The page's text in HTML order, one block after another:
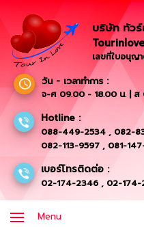
บริษัท ทัวร์
เลขที่ใบอนุญ
วัน - เวลาทำการ :
จ-ศ 09.00 - 18.00 น. | ส
Hotline :
088-449-2534 , 082-
082-113-9597 , 081-
เบอร์โทรติดต่อ :
02-174-2346 , 02-174-
Menu